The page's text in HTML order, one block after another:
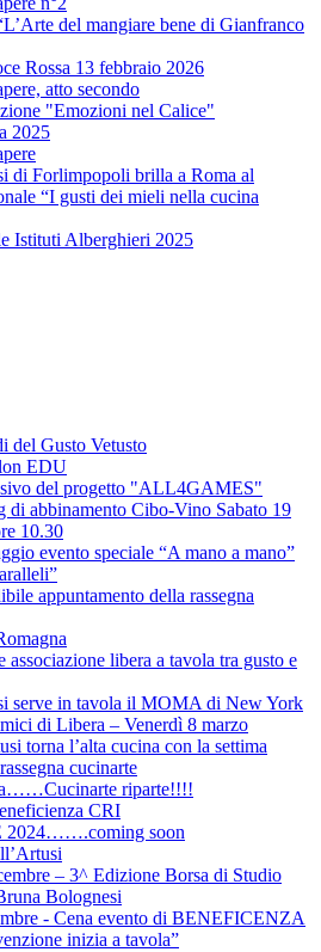
del mangiare bene di Gianfranco
Rossa 13 febbraio 2026
atto secondo
"Emozioni nel Calice"
2025
di Forlimpopoli brilla a Roma al
“I gusti dei mieli nella cucina
Istituti Alberghieri 2025
del Gusto Vetusto
EDU
del progetto "ALL4GAMES"
di abbinamento Cibo-Vino Sabato 19
10.30
evento speciale “A mano a mano”
appuntamento della rassegna
associazione libera a tavola tra gusto e
serve in tavola il MOMA di New York
di Libera – Venerdì 8 marzo
torna l’alta cucina con la settima
cucinarte
riparte!!!!
CRI
2024…….coming soon
– 3^ Edizione Borsa di Studio
Bolognesi
- Cena evento di BENEFICENZA
inizia a tavola”